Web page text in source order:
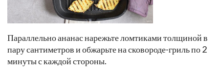
Параллельно ананас нарежьте ломтиками толщиной в
пару сантиметров и обжарьте на сковороде-гриль по 2
минуты с каждой стороны.